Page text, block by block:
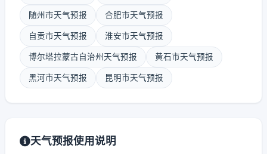
随州市天气预报 合肥市天气预报
自贡市天气预报 淮安市天气预报
博尔塔拉蒙古自治州天气预报 黄石市天气预报
黑河市天气预报 昆明市天气预报
天气预报使用说明